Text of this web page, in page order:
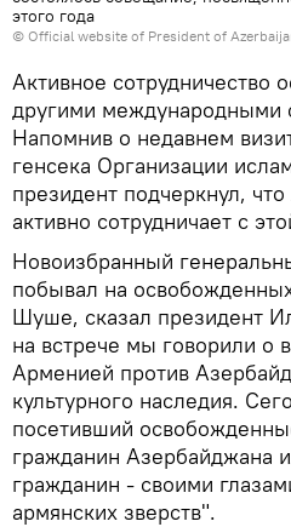
этого года
© Official website of President of
Активное сотрудничество
другими международными
Напомнив о недавнем
генсека Организации
президент подчеркнул,
активно сотрудничает с
Новоизбранный
побывал на
Шуше, сказал президент
на встрече мы говорили о
Арменией против
культурного наследия.
посетивший
гражданин Азербайджана
гражданин - своими
армянских зверств".